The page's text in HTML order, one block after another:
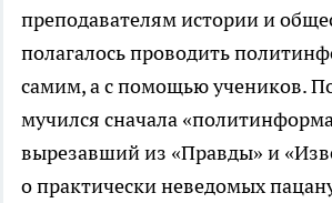
преподавателям истории и
полагалось проводить
самим, а с помощью учеников.
мучился сначала
вырезавший из «Правды» и
о практически неведомых